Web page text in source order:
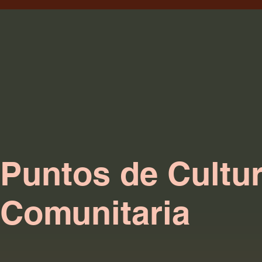
Puntos de
Comunitaria